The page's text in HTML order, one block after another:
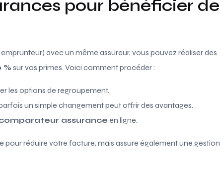
pour bénéficier de
avec un même assureur, vous pouvez réaliser des
% sur vos primes. Voici comment procéder :
les options de regroupement.
un simple changement peut offrir des avantages.
assurance en ligne.
pour réduire votre facture, mais assure également une gestion